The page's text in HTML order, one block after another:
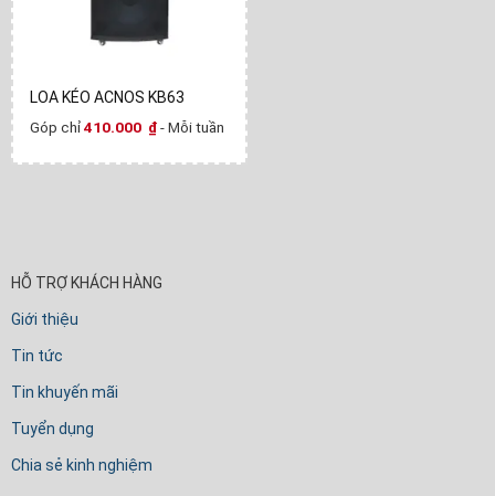
LOA KÉO ACNOS KB63
Góp chỉ410.000 ₫- Mỗi tuần
HỖ TRỢ KHÁCH HÀNG
Giới thiệu
Tin tức
Tin khuyến mãi
Tuyển dụng
Chia sẻ kinh nghiệm